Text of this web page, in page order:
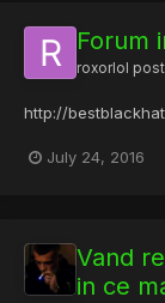
Forum
roxorlol
http://
July 24, 2016
Vand
in ce